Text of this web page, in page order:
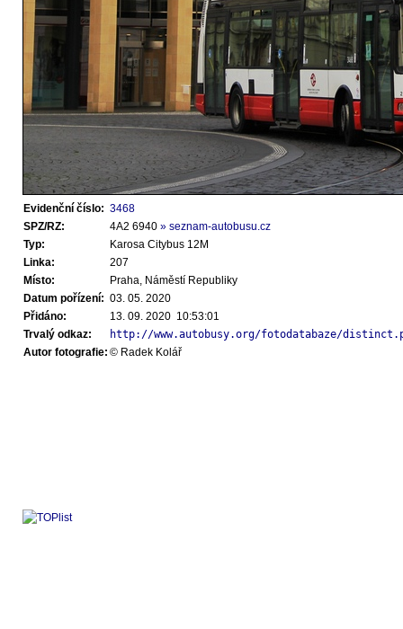
Evidenční číslo: 3468
SPZ/RZ:
4A2 6940 » seznam-autobusu.cz
Typ:
Karosa Citybus 12M
Linka:
207
Místo:
Praha, Náměstí Republiky
Datum pořízení: 03. 05. 2020
Přidáno:
13. 09. 2020 10:53:01
Trvalý odkaz:
http://www.autobusy.org/fotodatabaze/
Autor fotografie: © Radek Kolář